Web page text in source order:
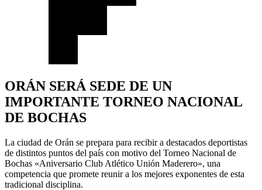
ORÁN SERÁ SEDE DE UN
IMPORTANTE TORNEO NACIONAL
DE BOCHAS
La ciudad de Orán se prepara para recibir a destacados deportistas
de distintos puntos del país con motivo del Torneo Nacional de
Bochas «Aniversario Club Atlético Unión Maderero», una
competencia que promete reunir a los mejores exponentes de esta
tradicional disciplina.